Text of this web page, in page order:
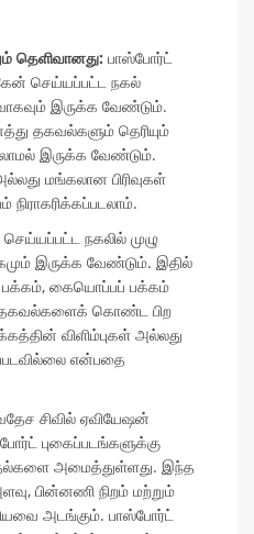
தெளிவானது: பாஸ்போர்ட்
செய்யப்பட்ட நகல்
இருக்க வேண்டும்.
தகவல்களும் தெரியும்
இருக்க வேண்டும்.
மங்கலான பிரிவுகள்
நகலில் முழு
இருக்க வேண்டும். இதில்
பக்கம், கையொப்பப் பக்கம்
தகவல்களைக் கொண்ட பிற
விளிம்புகள் அல்லது
என்பதை
சிவில் ஏவியேஷன்
புகைப்படங்களுக்கு
அமைத்துள்ளது. இந்த
பின்னணி நிறம் மற்றும்
அடங்கும். பாஸ்போர்ட்